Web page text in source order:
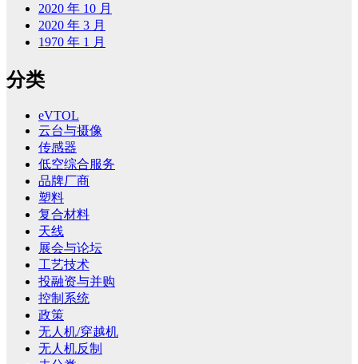
2020 年 10 月
2020 年 3 月
1970 年 1 月
分类
eVTOL
云台与摄像
传感器
低空综合服务
品牌厂商
塑料
复合材料
天线
展会与论坛
工艺技术
投融资与并购
控制系统
政策
无人机/穿越机
无人机反制